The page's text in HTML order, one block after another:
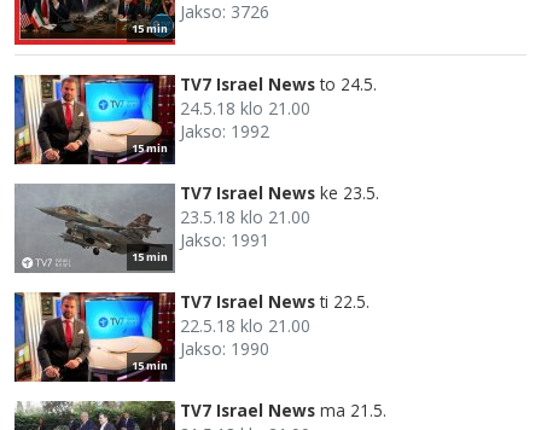
15 min
Jakso: 3726
15 min
TV7 Israel News to 24.5.
24.5.18 klo 21.00
Jakso: 1992
15 min
TV7 Israel News ke 23.5.
23.5.18 klo 21.00
Jakso: 1991
15 min
TV7 Israel News ti 22.5.
22.5.18 klo 21.00
Jakso: 1990
TV7 Israel News ma 21.5.